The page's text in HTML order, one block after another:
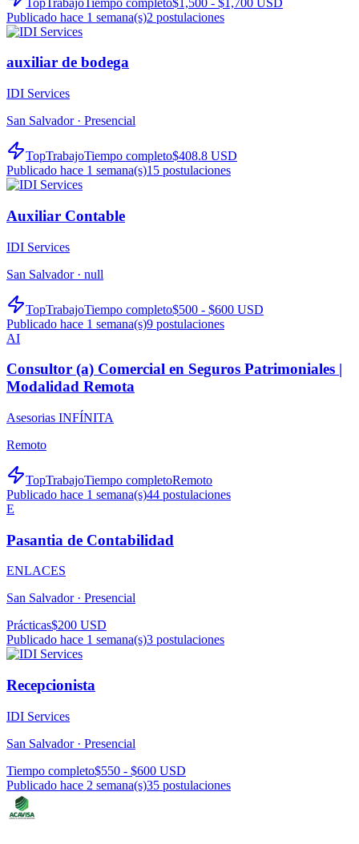
Publicado hace 1 semana(s)2 postulaciones
auxiliar de bodega
IDI Services
San Salvador · Presencial
TopTrabajoTiempo completo$408.8 USD
Publicado hace 1 semana(s)15 postulaciones
Auxiliar Contable
IDI Services
San Salvador · null
TopTrabajoTiempo completo$500 - $600 USD
Publicado hace 1 semana(s)9 postulaciones
AI
Consultor (a) Comercial en Seguros Patrimoniales |
Modalidad Remota
Asesorias INFÍNITA
Remoto
TopTrabajoTiempo completoRemoto
Publicado hace 1 semana(s)44 postulaciones
E
Pasantia de Contabilidad
ENLACES
San Salvador · Presencial
Prácticas$200 USD
Publicado hace 1 semana(s)3 postulaciones
Recepcionista
IDI Services
San Salvador · Presencial
Tiempo completo$550 - $600 USD
Publicado hace 2 semana(s)35 postulaciones